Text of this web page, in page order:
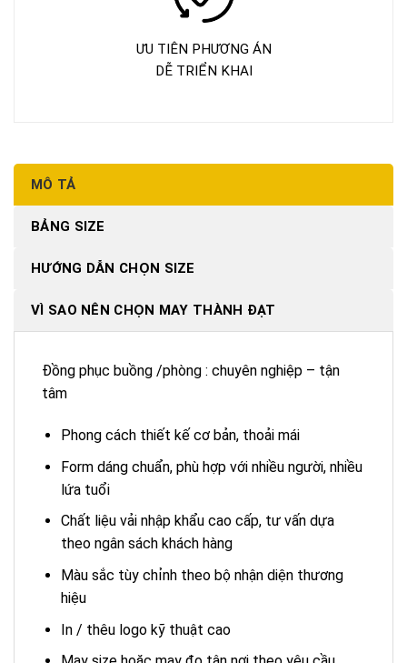
ƯU TIÊN PHƯƠNG ÁN
DỄ TRIỂN KHAI
MÔ TẢ
BẢNG SIZE
HƯỚNG DẪN CHỌN SIZE
VÌ SAO NÊN CHỌN MAY THÀNH ĐẠT
Đồng phục buồng /phòng : chuyên nghiệp – tận
tâm
Phong cách thiết kế cơ bản, thoải mái
Form dáng chuẩn, phù hợp với nhiều người, nhiều
lứa tuổi
Chất liệu vải nhập khẩu cao cấp, tư vấn dựa
theo ngân sách khách hàng
Màu sắc tùy chỉnh theo bộ nhận diện thương
hiệu
In / thêu logo kỹ thuật cao